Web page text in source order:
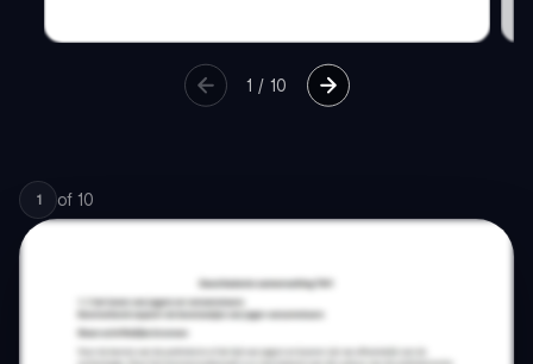
1 / 10
1 of 10